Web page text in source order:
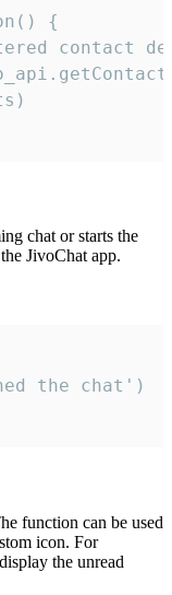
{
contact
chat or starts the
JivoChat app.
function can be used
icon. For
the unread